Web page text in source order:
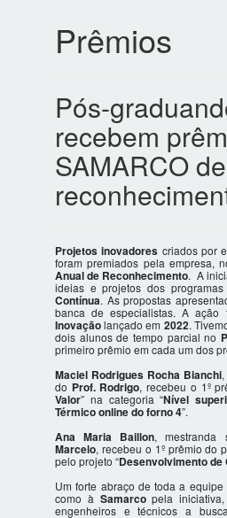
Prêmios
Pós-
recebem
SAMARCO de
Projetos inovadores criados por
foram premiados pela empresa,
Anual de Reconhecimento. A
ideias e projetos dos programas
Contínua. As propostas
banca de especialistas. A ação
Inovaçãolançado em 2022.
dois alunos de tempo parcial no
primeiro prêmio em cada um dos
Maciel Rodrigues Rocha Bianchi,
do Prof. Rodrigo, recebeu o 1º
Valor” na categoria “Nível
Térmico online do forno 4”.
Ana Maria Baillon, mestranda
Marcelo, recebeu o 1º prêmio do
pelo projeto “Desenvolvimento
Um forte abraço de toda a equipe
como à Samarcopela
engenheiros e técnicos a